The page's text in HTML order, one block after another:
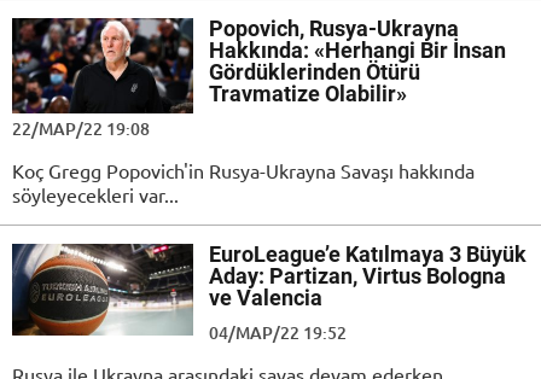
Popovich, Rusya-Ukrayna
Hakkında: «Herhangi Bir İnsan
Gördüklerinden Ötürü
Travmatize Olabilir»
22/МАР/22 19:08
Koç Gregg Popovich'in Rusya-Ukrayna Savaşı hakkında
söyleyecekleri var...
EuroLeague’e Katılmaya 3 Büyük
Aday: Partizan, Virtus Bologna
ve Valencia
04/МАР/22 19:52